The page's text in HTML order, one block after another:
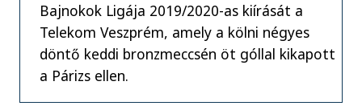
Bajnokok Ligája 2019/2020-as kiírását a
Telekom Veszprém, amely a kölni négyes
döntő keddi bronzmeccsén öt góllal kikapott
a Párizs ellen.